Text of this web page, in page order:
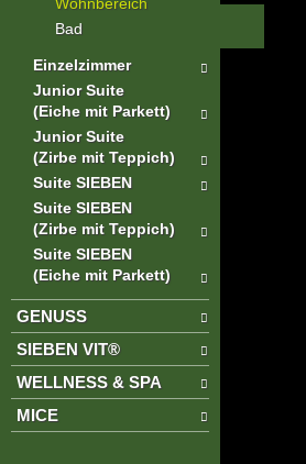
Bad
Einzelzimmer
Junior Suite
(Eiche mit Parkett)
Junior Suite
(Zirbe mit Teppich)
Suite SIEBEN
Suite SIEBEN
(Zirbe mit Teppich)
Suite SIEBEN
(Eiche mit Parkett)
GENUSS
SIEBEN VIT®
WELLNESS & SPA
MICE